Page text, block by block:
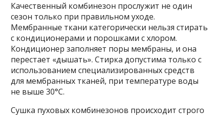
Качественный комбинезон прослужит не один
сезон только при правильном уходе.
Мембранные ткани категорически нельзя стирать
с кондиционерами и порошками с хлором.
Кондиционер заполняет поры мембраны, и она
перестает «дышать». Стирка допустима только с
использованием специализированных средств
для мембранных тканей, при температуре воды
не выше 30°C.
Сушка пуховых комбинезонов происходит строго